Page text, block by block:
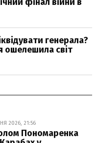
2026, 21:56
Пономаренка